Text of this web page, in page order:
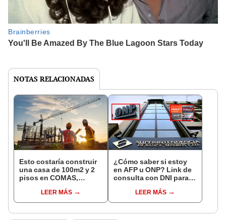
NOTAS RELACIONADAS
Esto costaría construir
una casa de 100m2 y 2
pisos en COMAS,
distritos de LIMA
NORTE
LEER MÁS
¿Cómo saber si estoy
en AFP u ONP? Link de
consulta con DNI para
pensiones estás
LEER MÁS